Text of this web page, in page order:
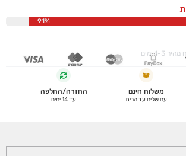
91%
1-3 ימים
משלוח חינם
עם שליח עד הבית
החזרה/החלפה
עד 14 ימים